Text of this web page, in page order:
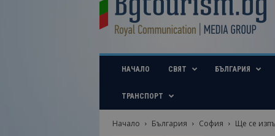
u
i
b
НАЧАЛО СВЯТ БЪЛГАРИЯ
ТРАНСПОРТ
Начало България София
Ще се